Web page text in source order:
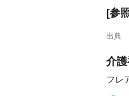
[参
出典
介
フレ